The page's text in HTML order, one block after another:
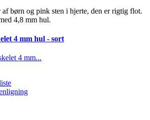
børn og pink sten i hjerte, den er rigtig flot.
4,8 mm hul.
4 mm hul - sort